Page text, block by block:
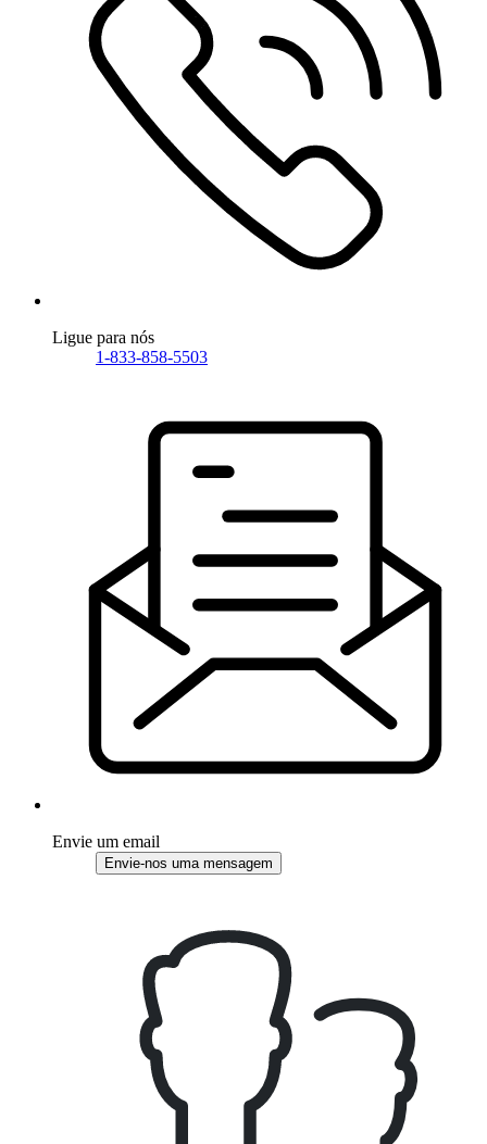
Ligue para nós
1-833-858-5503
Envie um email
Envie-nos uma mensagem